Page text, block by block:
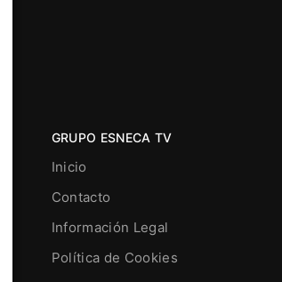
GRUPO ESNECA TV
Inicio
Contacto
Información Legal
Política de Cookies